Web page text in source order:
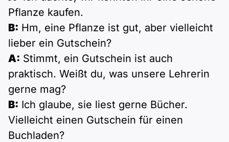
Pflanze kaufen.
B: Hm, eine Pflanze ist gut, aber vielleicht
lieber ein Gutschein?
A: Stimmt, ein Gutschein ist auch
praktisch. Weißt du, was unsere Lehrerin
gerne mag?
B: Ich glaube, sie liest gerne Bücher.
Vielleicht einen Gutschein für einen
Buchladen?